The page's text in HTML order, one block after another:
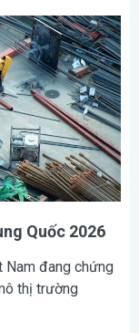
Quốc 2026
Nam đang chứng
thị trường